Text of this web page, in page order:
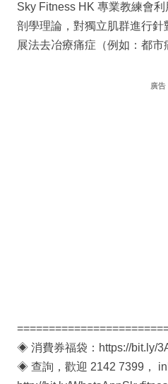
Sky Fitness HK 專業教練會
剖學理論，對獨立肌群進行
展法去冶療痛症（例如：都市
廣告
◈ 消費券福袋：https://bit.ly/
◈ 查詢，歡迎 2142 7399，